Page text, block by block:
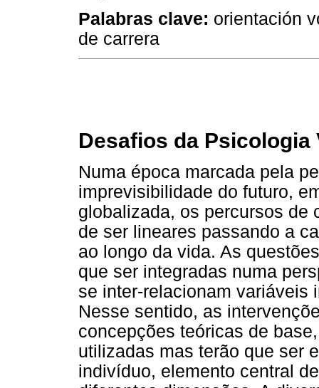
Palabras clave: orientación
de carrera
Desafios da
Numa época marcada pela
imprevisibilidade do futuro,
globalizada, os percursos de
de ser lineares passando a
ao longo da vida. As
que ser integradas numa
se inter-relacionam variáveis
Nesse sentido, as
concepções teóricas de
utilizadas mas terão que ser
indivíduo, elemento central